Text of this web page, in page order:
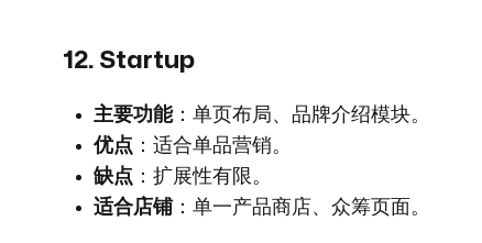
12. Startup
主要功能：单页布局、品牌介绍模块。
优点 ：适合单品营销。
缺点 ：扩展性有限。
适合店铺：单一产品商店、众筹页面。